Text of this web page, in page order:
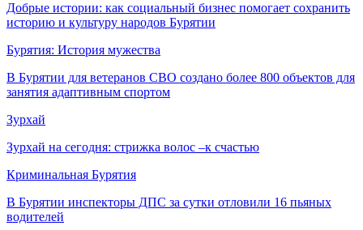
Добрые истории: как социальный бизнес помогает сохранить
историю и культуру народов Бурятии
Бурятия: История мужества
В Бурятии для ветеранов СВО создано более 800 объектов для
занятия адаптивным спортом
Зурхай
Зурхай на сегодня: стрижка волос –к счастью
Криминальная Бурятия
В Бурятии инспекторы ДПС за сутки отловили 16 пьяных
водителей